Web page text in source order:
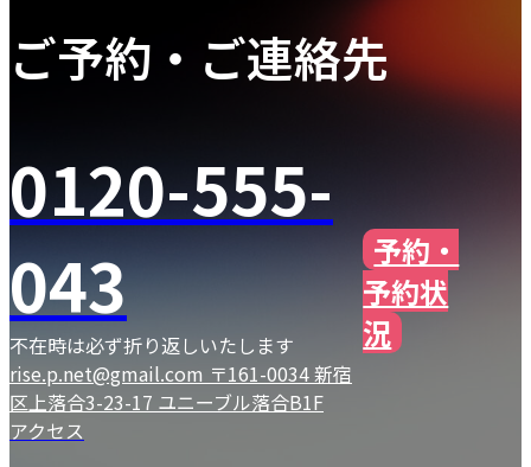
ご予約・ご連絡先
0120-555-
043
不在時は必ず折り返しいたします
rise.p.net@gmail.com 〒161-0034 新宿
区上落合3-23-17 ユニーブル落合B1F
アクセス
予約・
予約状
況